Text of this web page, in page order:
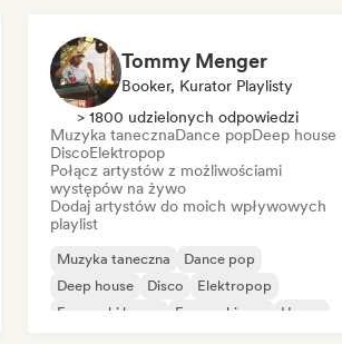
Tommy Menger
Booker, Kurator Playlisty
> 1800 udzielonych odpowiedzi
Muzyka tanecznaDance popDeep house
DiscoElektropop
Połącz artystów z możliwościami
występów na żywo
Dodaj artystów do moich wpływowych
playlist
Muzyka taneczna
Dance pop
Deep house
Disco
Elektropop
Francuski house
Francuski pop House